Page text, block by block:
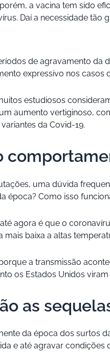
a vacina tem sido
Daí a necessidade tão
de agravamento da
expressivo nos casos
estudiosos
aumento vertiginoso,
da Covid-19.
uma dúvida
época? Como isso
agora é que o
mais baixa a altas
a transmissão
os Estados Unidos
as
da época dos surtos
e até agravar condições